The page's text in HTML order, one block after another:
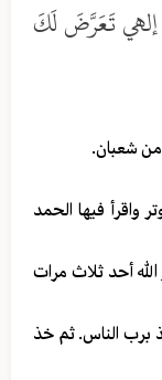
إلهي تَعَرَّضَ لَكَ
من شعبان.
واقرأ فيها الحمد
أحد ثلاث مرات
برب الناس. ثم خذ